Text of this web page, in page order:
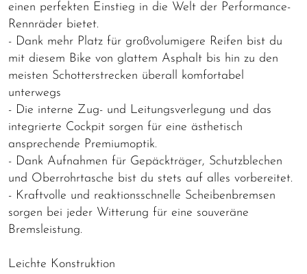
einen perfekten Einstieg in die Welt der Performance-
Rennräder bietet.
- Dank mehr Platz für großvolumigere Reifen bist du
mit diesem Bike von glattem Asphalt bis hin zu den
meisten Schotterstrecken überall komfortabel
unterwegs
- Die interne Zug- und Leitungsverlegung und das
integrierte Cockpit sorgen für eine ästhetisch
ansprechende Premiumoptik.
- Dank Aufnahmen für Gepäckträger, Schutzblechen
und Oberrohrtasche bist du stets auf alles vorbereitet.
- Kraftvolle und reaktionsschnelle Scheibenbremsen
sorgen bei jeder Witterung für eine souveräne
Bremsleistung.
Leichte Konstruktion